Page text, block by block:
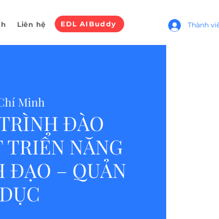
Liên hệ EDL AIBuddy Thành
Minh
ĐÀO
TRIỂN NĂNG
ĐẠO – QUẢN